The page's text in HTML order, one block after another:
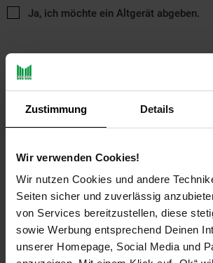
Zustimmung Details
Wir verwenden Cookies!
Wir nutzen Cookies und andere
Seiten sicher und zuverlässig
von Services bereitzustellen, diese
sowie Werbung entsprechend Deinen
unserer Homepage, Social Media und
Ja, ich möchte ein Altgerät abgeben.
Payback Punkte
Produktbeschreibung